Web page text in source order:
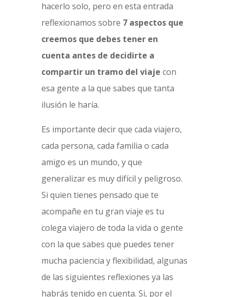
hacerlo solo, pero en esta entrada
reflexionamos sobre 7 aspectos que
creemos que debes tener en
cuenta antes de decidirte a
compartir un tramo del viaje con
esa gente a la que sabes que tanta
ilusión le haría.
Es importante decir que cada viajero,
cada persona, cada familia o cada
amigo es un mundo, y que
generalizar es muy difícil y peligroso.
Si quien tienes pensado que te
acompañe en tu gran viaje es tu
colega viajero de toda la vida o gente
con la que sabes que puedes tener
mucha paciencia y flexibilidad, algunas
de las siguientes reflexiones ya las
habrás tenido en cuenta. Si, por el